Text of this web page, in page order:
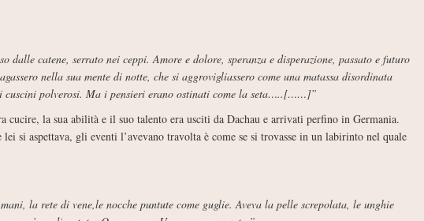
dalle catene, serrato nei ceppi. Amore e dolore, speranza e disperazione, passato e futuro
nella sua mente di notte, che si aggrovigliassero come una matassa disordinata
cuscini polverosi. Ma i pensieri erano ostinati come la seta…..[……]”
cucire, la sua abilità e il suo talento era usciti da Dachau e arrivati perfino in Germania.
si aspettava, gli eventi l’avevano travolta è come se si trovasse in un labirinto nel quale
la rete di vene,le nocche puntute come guglie. Aveva la pelle screpolata, le unghie